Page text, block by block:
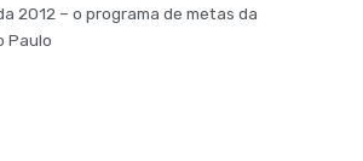
2012 – o programa de metas da
Paulo